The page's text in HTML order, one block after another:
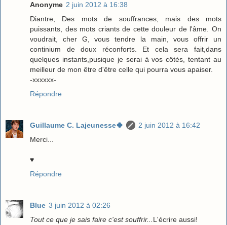
Anonyme 2 juin 2012 à 16:38
Diantre, Des mots de souffrances, mais des mots
puissants, des mots criants de cette douleur de l'âme. On
voudrait, cher G, vous tendre la main, vous offrir un
continium de doux réconforts. Et cela sera fait,dans
quelques instants,pusique je serai à vos côtés, tentant au
meilleur de mon être d'être celle qui pourra vous apaiser.
-xxxxxx-
Répondre
Guillaume C. Lajeunesse🍀
2 juin 2012 à 16:42
Merci...
♥
Répondre
Blue 3 juin 2012 à 02:26
Tout ce que je sais faire c'est souffrir...L'écrire aussi!